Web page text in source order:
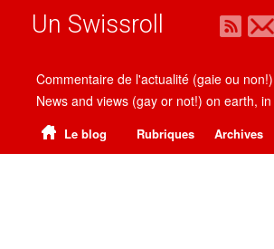
Un Swissroll
Commentaire de l'actualité (gaie ou
News and views (gay or not!) on earth,
Le blog Rubriques Archives